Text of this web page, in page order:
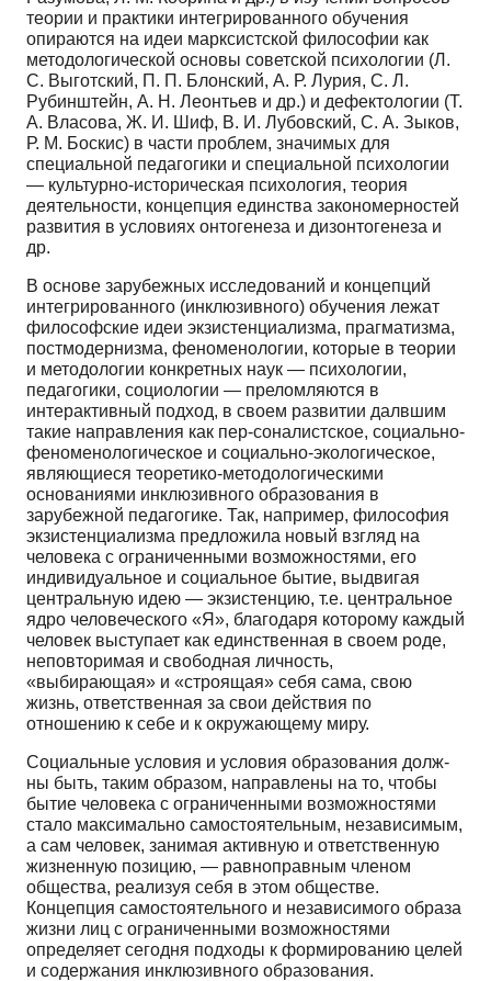
теории и практики интегрированного обучения
опираются на идеи марксистской философии как
мето­дологической основы советской психологии (Л.
С. Вы­готский, П. П. Блонский, А. Р. Лурия, С. Л.
Рубин­штейн, А. Н. Леонтьев и др.) и дефектологии (Т.
А. Вла­сова, Ж. И. Шиф, В. И. Лубовский, С. А. Зыков,
Р. М. Боскис) в части проблем, значимых для
специаль­ной педагогики и специальной психологии
— культур­но-историческая психология, теория
деятельности, концепция единства закономерностей
развития в усло­виях онтогенеза и дизонтогенеза и
др.
В основе зарубежных исследований и концепций
интегрированного (инклюзивного) обучения лежат
фи­лософские идеи экзистенциализма, прагматизма,
пост­модернизма, феноменологии, которые в теории
и мето­дологии конкретных наук — психологии,
педагогики, социологии — преломляются в
интерактивный подход, в своем развитии далвшим
такие направления как пер-соналистское, социально-
феноменологическое и соци­ально-экологическое,
являющиеся теоретико-методо­логическими
основаниями инклюзивного образования в
зарубежной педагогике. Так, например, философия
экзистенциализма предложила новый взгляд на
челове­ка с ограниченными возможностями, его
индивидуаль­ное и социальное бытие, выдвигая
центральную идею — экзистенцию, т.е. центральное
ядро человеческого «Я», благодаря которому каждый
человек выступает как единственная в своем роде,
неповторимая и свободная личность,
«выбирающая» и «строящая» себя сама, свою
жизнь, ответственная за свои действия по
отношению к себе и к окружающему миру.
Социальные условия и условия образования долж­
ны быть, таким образом, направлены на то, чтобы
бытие человека с ограниченными возможностями
стало мак­симально самостоятельным, независимым,
а сам чело­век, занимая активную и ответственную
жизненную по­зицию, — равноправным членом
общества, реализуя се­бя в этом обществе.
Концепция самостоятельного и не­зависимого образа
жизни лиц с ограниченными возмож­ностями
определяет сегодня подходы к формированию целей
и содержания инклюзивного образования.